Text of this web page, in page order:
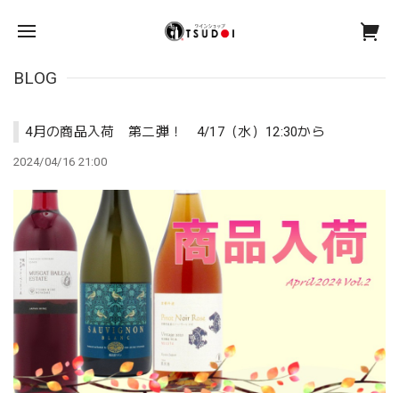
BLOG
4月の商品入荷 第二弾！ 4/17（水）12:30から
2024/04/16 21:00